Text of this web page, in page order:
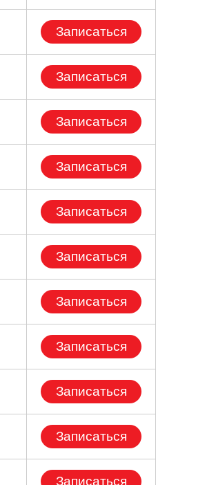
Записаться
Записаться
Записаться
Записаться
Записаться
Записаться
Записаться
Записаться
Записаться
Записаться
Записаться